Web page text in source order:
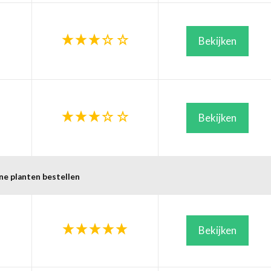
Bekijken
Bekijken
planten bestellen
Bekijken